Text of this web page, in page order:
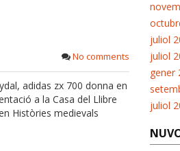
No comments
adidas zx 700 donna en
a la Casa del Llibre
Històries medievals
juliol
juliol
gener
juliol